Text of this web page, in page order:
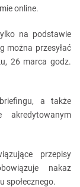
online.
na podstawie
można przesyłać
26 marca godz.
a także
przepisy
nakaz
społecznego.